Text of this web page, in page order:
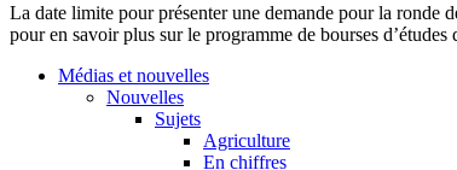
La date limite pour présenter une demande pour la ronde
pour en savoir plus sur le programme de bourses
Médias et nouvelles
Nouvelles
Sujets
Agriculture
En chiffres